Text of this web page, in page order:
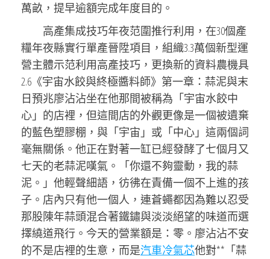
萬畝，提早逾額完成年度目的。
高產集成技巧年夜范圍推行利用，在30個產
糧年夜縣實行單產晉陞項目，組織3.3萬個新型運
營主體示范利用高產技巧，更換新的資料農機具
2.6《宇宙水餃與終極醬料師》第一章：蒜泥與末
日預兆廖沾沾坐在他那間被稱為「宇宙水餃中
心」的店裡，但這間店的外觀更像是一個被遺棄
的藍色塑膠棚，與「宇宙」或「中心」這兩個詞
毫無關係。他正在對著一缸已經發酵了七個月又
七天的老蒜泥嘆氣。「你還不夠靈動，我的蒜
泥。」他輕聲細語，彷彿在責備一個不上進的孩
子。店內只有他一個人，連蒼蠅都因為難以忍受
那股陳年蒜頭混合著鐵鏽與淡淡絕望的味道而選
擇繞道飛行。今天的營業額是：零。廖沾沾不安
的不是店裡的生意，而是汽車冷氣芯他對**「蒜